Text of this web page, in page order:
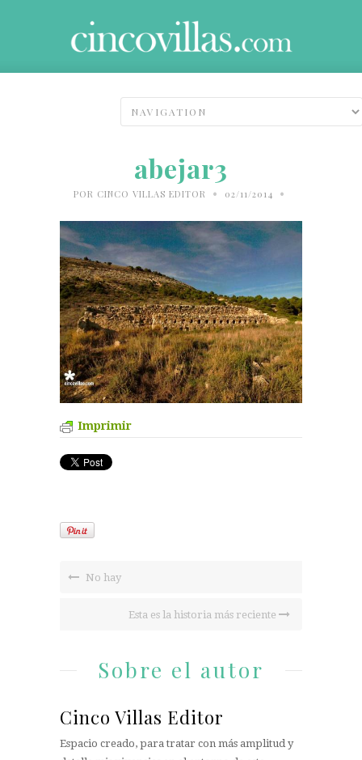
abejar3
POR CINCO VILLAS EDITOR • 02/11/2014 •
Imprimir
No hay
Esta es la historia más reciente
Sobre el autor
Cinco Villas Editor
Espacio creado, para tratar con más amplitud y